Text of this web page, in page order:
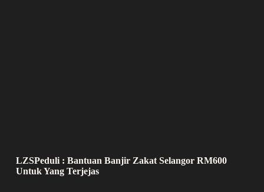
LZSPeduli : Bantuan Banjir Zakat Selangor RM600
Untuk Yang Terjejas